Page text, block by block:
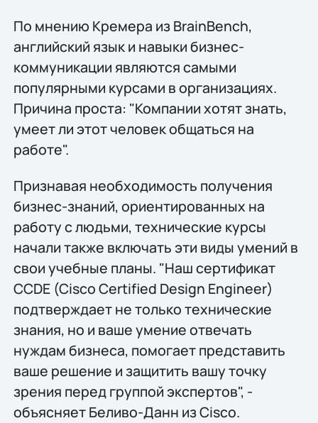
По мнению Кремера из BrainBench,
английский язык и навыки бизнес-
коммуникации являются самыми
популярными курсами в организациях.
Причина проста: "Компании хотят знать,
умеет ли этот человек общаться на
работе".
Признавая необходимость получения
бизнес-знаний, ориентированных на
работу с людьми, технические курсы
начали также включать эти виды умений в
свои учебные планы. "Наш сертификат
CCDE (Cisco Certified Design Engineer)
подтверждает не только технические
знания, но и ваше умение отвечать
нуждам бизнеса, помогает представить
ваше решение и защитить вашу точку
зрения перед группой экспертов", -
объясняет Беливо-Данн из Cisco.